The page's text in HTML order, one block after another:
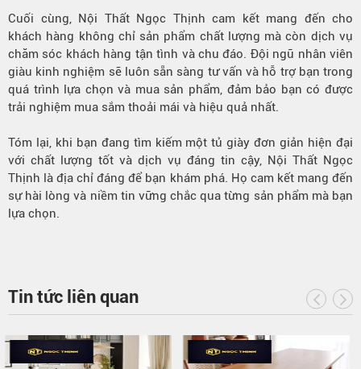
Cuối cùng, Nội Thất Ngọc Thịnh cam kết mang đến cho
khách hàng không chỉ sản phẩm chất lượng mà còn dịch vụ
chăm sóc khách hàng tận tình và chu đáo. Đội ngũ nhân viên
giàu kinh nghiệm sẽ luôn sẵn sàng tư vấn và hỗ trợ bạn trong
quá trình lựa chọn và mua sản phẩm, đảm bảo bạn có được
trải nghiệm mua sắm thoải mái và hiệu quả nhất.
Tóm lại, khi bạn đang tìm kiếm một tủ giày đơn giản hiện đại
với chất lượng tốt và dịch vụ đáng tin cậy, Nội Thất Ngọc
Thịnh là địa chỉ đáng để bạn khám phá. Họ cam kết mang đến
sự hài lòng và niềm tin vững chắc qua từng sản phẩm mà bạn
lựa chọn.
Tin tức liên quan